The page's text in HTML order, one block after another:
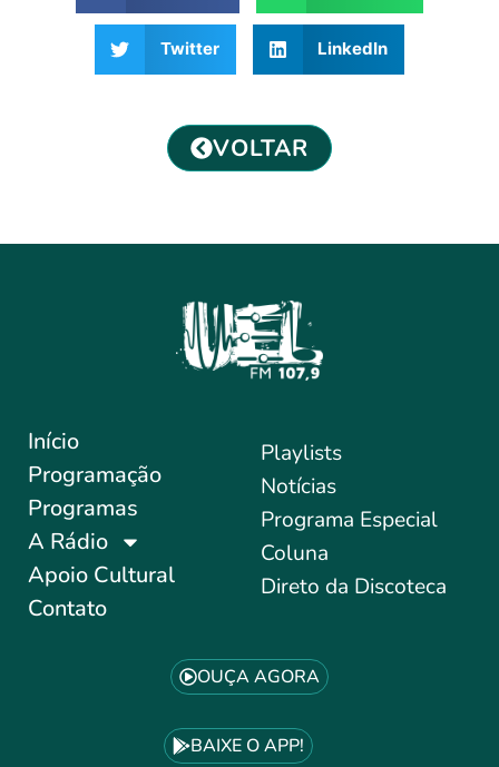
Twitter LinkedIn
VOLTAR
Início
Programação
Programas
A Rádio
Apoio Cultural
Contato
Playlists
Notícias
Programa Especial
Coluna
Direto da Discoteca
OUÇA AGORA
BAIXE O APP!